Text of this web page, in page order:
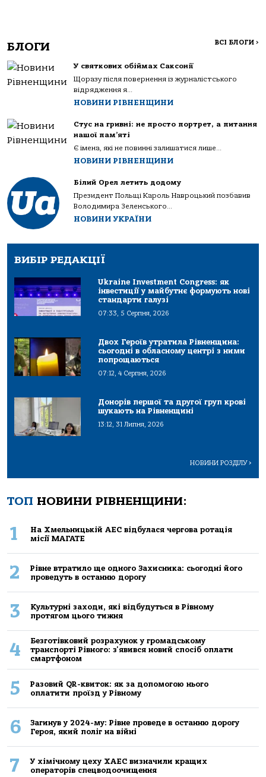
БЛОГИ ВСІ БЛОГИ >
У святкових обіймах Саксонії
Щоразу після повернення із журналістського
відрядження я...
НОВИНИ РІВНЕНЩИНИ
Стус на гривні: не просто портрет, а питання
нашої пам’яті
Є імена, які не повинні залишатися лише...
НОВИНИ РІВНЕНЩИНИ
Білий Орел летить додому
Президент Польщі Кароль Навроцький позбавив
Володимира Зеленського...
НОВИНИ УКРАЇНИ
ВИБІР РЕДАКЦІЇ
Ukraine Investment Congress: як
інвестиції у майбутнє формують нові
стандарти галузі
07:33, 5 Серпня, 2026
Двох Героїв утратила Рівненщина:
сьогодні в обласному центрі з ними
попрощаються
07:12, 4 Серпня, 2026
Донорів першої та другої груп крові
шукають на Рівненщині
13:12, 31 Липня, 2026
НОВИНИ РОЗДІЛУ>
ТОП НОВИНИ РІВНЕНЩИНИ:
1
На Хмельницькій АЕС відбулася чергова ротація
місії МАГАТЕ
2
Рівне втратило ще одного Захисника: сьогодні його
проведуть в останню дорогу
3
Культурні заходи, які відбудуться в Рівному
протягом цього тижня
4
Безготівковий розрахунок у громадському
транспорті Рівного: з'явився новий спосіб оплати
смартфоном
5
Разовий QR-квиток: як за допомогою нього
оплатити проїзд у Рівному
6
Загинув у 2024-му: Рівне проведе в останню дорогу
Героя, який поліг на війні
7
У хімічному цеху ХАЕС визначили кращих
операторів спецводоочищення